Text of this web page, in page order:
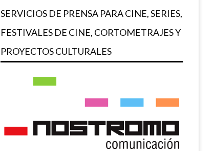
SERVICIOS DE PRENSA PARA CINE, SERIES,
FESTIVALES DE CINE, CORTOMETRAJES Y
PROYECTOS CULTURALES